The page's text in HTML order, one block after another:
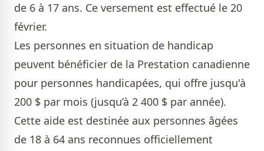
de 6 à 17 ans. Ce versement est effectué le 20
février.
Les personnes en situation de handicap
peuvent bénéficier de la Prestation canadienne
pour personnes handicapées, qui offre jusqu'à
200 $ par mois (jusqu’à 2 400 $ par année).
Cette aide est destinée aux personnes âgées
de 18 à 64 ans reconnues officiellement